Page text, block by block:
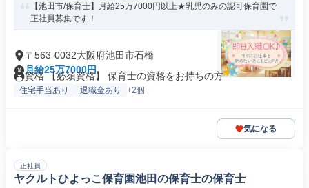
【池田市/保育士】月給25万7000円以上★乳児のみの認可保育園で
正社員募集です！
〒563-0032大阪府池田市石橋
月給25万7000円
資格 【必須資格】 保育士の資格をお持ちの方
住宅手当あり 退職金あり +2個
気になる
正社員
ヤクルトひよっこ保育園池田の保育士の保育士